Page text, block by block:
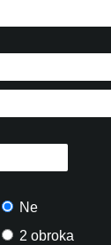
Ne
2 obroka